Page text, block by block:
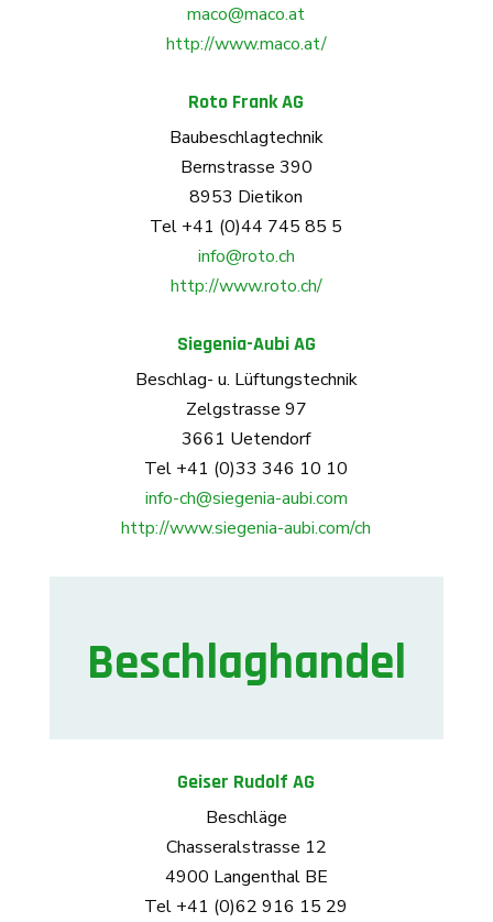
maco@maco.at
http://www.maco.at/
Roto Frank AG
Baubeschlagtechnik
Bernstrasse 390
8953 Dietikon
Tel +41 (0)44 745 85 5
info@roto.ch
http://www.roto.ch/
Siegenia-Aubi AG
Beschlag- u. Lüftungstechnik
Zelgstrasse 97
3661 Uetendorf
Tel +41 (0)33 346 10 10
info-ch@siegenia-aubi.com
http://www.siegenia-aubi.com/ch
Beschlaghandel
Geiser Rudolf AG
Beschläge
Chasseralstrasse 12
4900 Langenthal BE
Tel +41 (0)62 916 15 29